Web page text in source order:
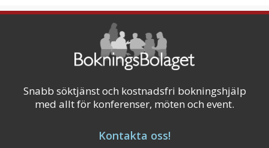
Snabb söktjänst och kostnadsfri bokningshjälp
med allt för konferenser, möten och event.
Kontakta oss!